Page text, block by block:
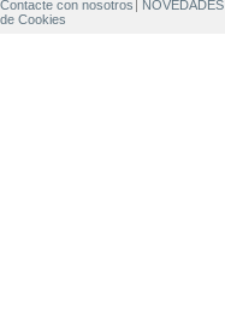
Contacte con nosotros NOVEDADES
de Cookies